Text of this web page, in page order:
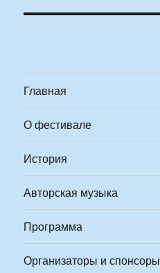
Главная
О фестивале
История
Авторская музыка
Программа
Организаторы и спонсоры